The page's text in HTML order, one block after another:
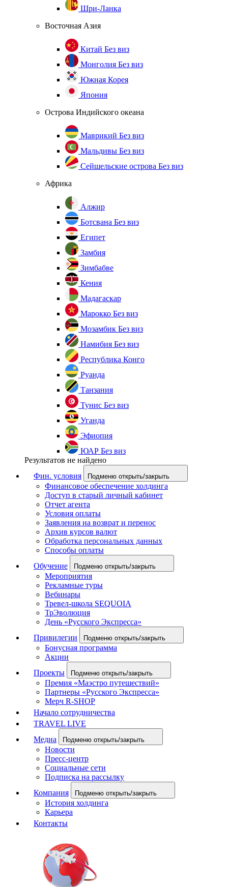
Шри-Ланка
Восточная Азия
Китай Без виз
Монголия Без виз
Южная Корея
Япония
Острова Индийского океана
Маврикий Без виз
Мальдивы Без виз
Сейшельские острова Без виз
Африка
Алжир
Ботсвана Без виз
Египет
Замбия
Зимбабве
Кения
Мадагаскар
Марокко Без виз
Мозамбик Без виз
Намибия Без виз
Республика Конго
Руанда
Танзания
Тунис Без виз
Уганда
Эфиопия
ЮАР Без виз
Результатов не найдено
Фин. условия
Подменю открыть/закрыть
Финансовое обеспечение холдинга
Доступ в старый личный кабинет
Отчет агента
Условия оплаты
Заявления на возврат и перенос
Архив курсов валют
Обработка персональных данных
Способы оплаты
Обучение
Подменю открыть/закрыть
Мероприятия
Рекламные туры
Вебинары
Тревел-школа SEQUOIA
ТрЭволюция
День «Русского Экспресса»
Привилегии
Подменю открыть/закрыть
Бонусная программа
Акции
Проекты
Подменю открыть/закрыть
Премия «Маэстро путешествий»
Партнеры «Русского Экспресса»
Мерч R-SHOP
Начало сотрудничества
TRAVEL LIVE
Медиа
Подменю открыть/закрыть
Новости
Пресс-центр
Социальные сети
Подписка на рассылку
Компания
Подменю открыть/закрыть
История холдинга
Карьера
Контакты